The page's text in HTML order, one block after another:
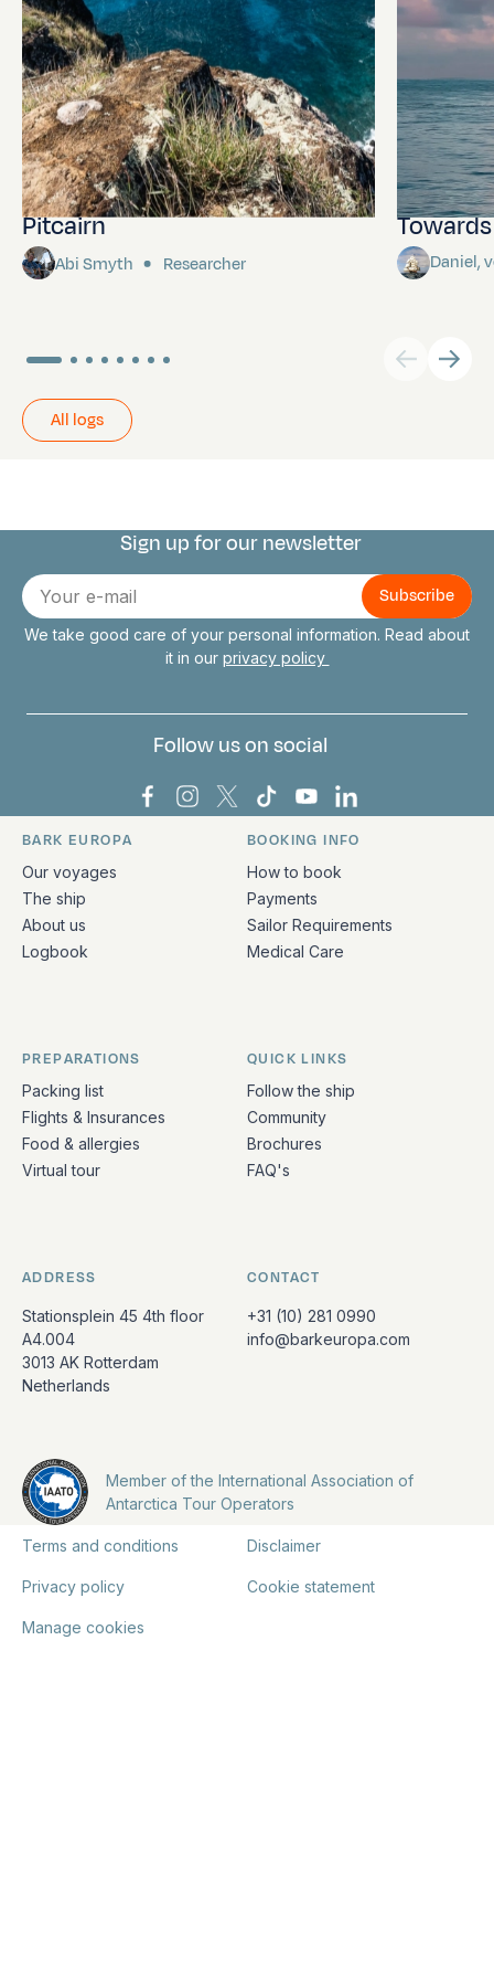
Pitcairn
Abi Smyth Researcher Daniel,
All logs
Connect with us
Sign up for our newsletter
E-
mail
We take good care of your personal information. Read about
it in our privacy policy
Follow us on social
Bark Europa on Facebook
Bark Europa on Instagram
Bark Europa on X
Bark Europa on TikTok
Bark Europa on
Bark Europa on
Quick links and contact information
BARK EUROPA
Our voyages
The ship
About us
Logbook
BOOKING INFO
How to book
Payments
Sailor Requirements
Medical Care
PREPARATIONS
Packing list
Flights & Insurances
Food & allergies
Virtual tour
QUICK LINKS
Follow the ship
Community
Brochures
FAQ's
ADDRESS
Stationsplein 45 4th floor
A4.004
3013 AK Rotterdam
Netherlands
CONTACT
+31 (10) 281 0990
info@barkeuropa.com
Member of the International Association of
Antarctica Tour Operators
Terms and conditions Disclaimer
Privacy policy Cookie statement
Manage cookies